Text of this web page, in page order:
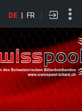
DE | FR